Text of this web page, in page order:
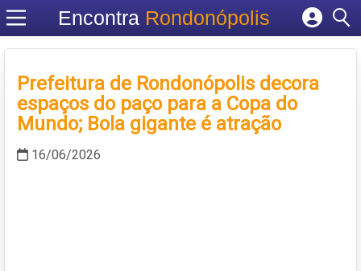
Encontra Rondonópolis
Cadastrar empresa
Criar conta
Prefeitura de Rondonópolis decora
espaços do paço para a Copa do
Mundo; Bola gigante é atração
16/06/2026